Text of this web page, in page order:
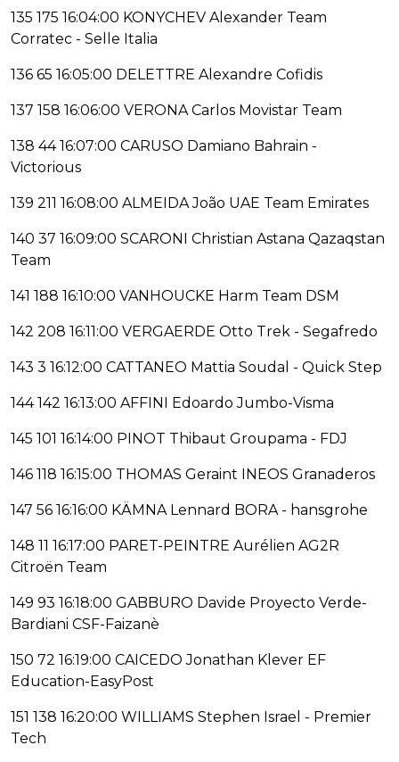
135 175 16:04:00 KONYCHEV Alexander Team
Corratec - Selle Italia
136 65 16:05:00 DELETTRE Alexandre Cofidis
137 158 16:06:00 VERONA Carlos Movistar Team
138 44 16:07:00 CARUSO Damiano Bahrain -
Victorious
139 211 16:08:00 ALMEIDA João UAE Team Emirates
140 37 16:09:00 SCARONI Christian Astana Qazaqstan
Team
141 188 16:10:00 VANHOUCKE Harm Team DSM
142 208 16:11:00 VERGAERDE Otto Trek - Segafredo
143 3 16:12:00 CATTANEO Mattia Soudal - Quick Step
144 142 16:13:00 AFFINI Edoardo Jumbo-Visma
145 101 16:14:00 PINOT Thibaut Groupama - FDJ
146 118 16:15:00 THOMAS Geraint INEOS Granaderos
147 56 16:16:00 KÄMNA Lennard BORA - hansgrohe
148 11 16:17:00 PARET-PEINTRE Aurélien AG2R
Citroën Team
149 93 16:18:00 GABBURO Davide Proyecto Verde-
Bardiani CSF-Faizanè
150 72 16:19:00 CAICEDO Jonathan Klever EF
Education-EasyPost
151 138 16:20:00 WILLIAMS Stephen Israel - Premier
Tech